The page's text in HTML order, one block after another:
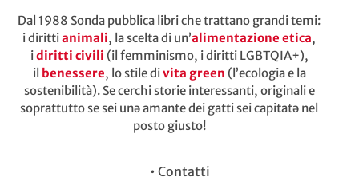
Dal 1988 Sonda pubblica libri che trattano grandi temi:
i dirittianimali, la scelta di un’alimentazione etica,
idiritti civili (il femminismo, i diritti LGBTQIA+),
il benessere, lo stile divita green (l’ecologia e la
sostenibilità). Se cerchi storie interessanti, originali e
soprattutto se sei unə amante dei gatti sei capitatə nel
posto giusto!
• Contatti